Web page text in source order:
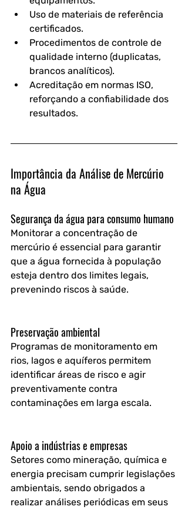
Uso de materiais de referência
certificados.
Procedimentos de controle de
qualidade interno (duplicatas,
brancos analíticos).
Acreditação em normas ISO,
reforçando a confiabilidade dos
resultados.
Importância da Análise de Mercúrio
na Água
Segurança da água para consumo humano
Monitorar a concentração de
mercúrio é essencial para garantir
que a água fornecida à população
esteja dentro dos limites legais,
prevenindo riscos à saúde.
Preservação ambiental
Programas de monitoramento em
rios, lagos e aquíferos permitem
identificar áreas de risco e agir
preventivamente contra
contaminações em larga escala.
Apoio a indústrias e empresas
Setores como mineração, química e
energia precisam cumprir legislações
ambientais, sendo obrigados a
realizar análises periódicas em seus